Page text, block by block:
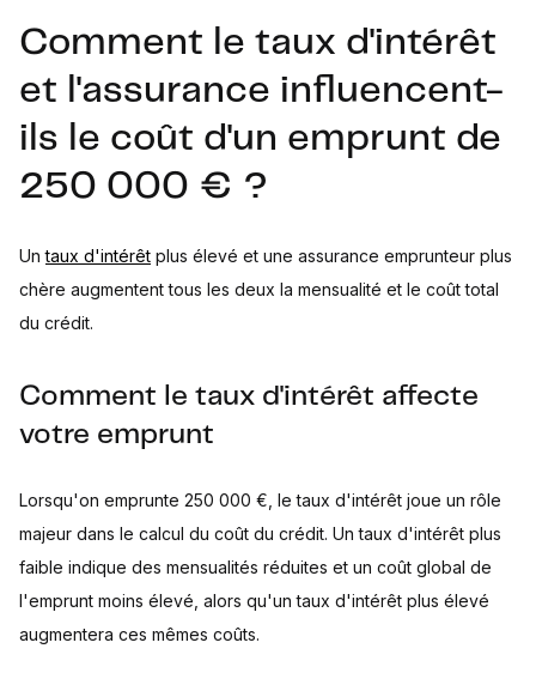
Comment le taux d'intérêt
et l'assurance influencent-
ils le coût d'un emprunt de
250 000 € ?
Untaux d'intérêt plus élevé et une assurance emprunteur plus
chère augmentent tous les deux la mensualité et le coût total
du crédit.
Comment le taux d'intérêt affecte
votre emprunt
Lorsqu'on emprunte 250 000 €, le taux d'intérêt joue un rôle
majeur dans le calcul du coût du crédit. Un taux d'intérêt plus
faible indique des mensualités réduites et un coût global de
l'emprunt moins élevé, alors qu'un taux d'intérêt plus élevé
augmentera ces mêmes coûts.